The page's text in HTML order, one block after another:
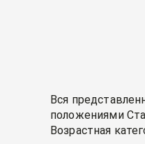
Вся
положениями
Возрастная